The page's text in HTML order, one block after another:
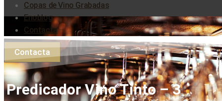
Copas de Vino Grabadas
Enoblog
Contacta
Contacta
Predicador Vino Tinto – 3